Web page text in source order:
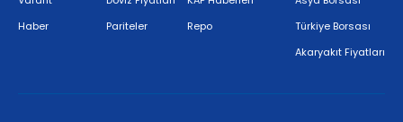
Haber
Pariteler
Repo
Türkiye Borsası
Akaryakıt Fiyatları